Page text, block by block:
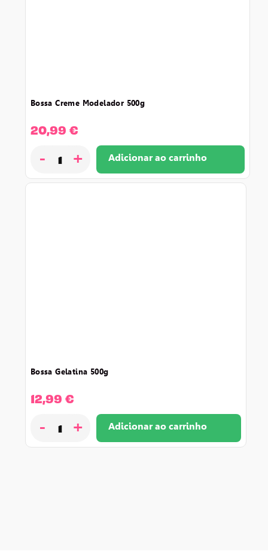
bossa creme modelador 500g
20,99 €
- + Adicionar ao carrinho
bossa gelatina 500g
12,99 €
- + Adicionar ao carrinho